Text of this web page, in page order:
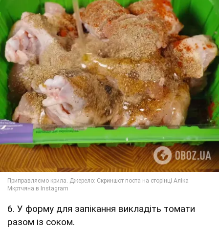
6. У форму для запікання викладіть томати
разом із соком.